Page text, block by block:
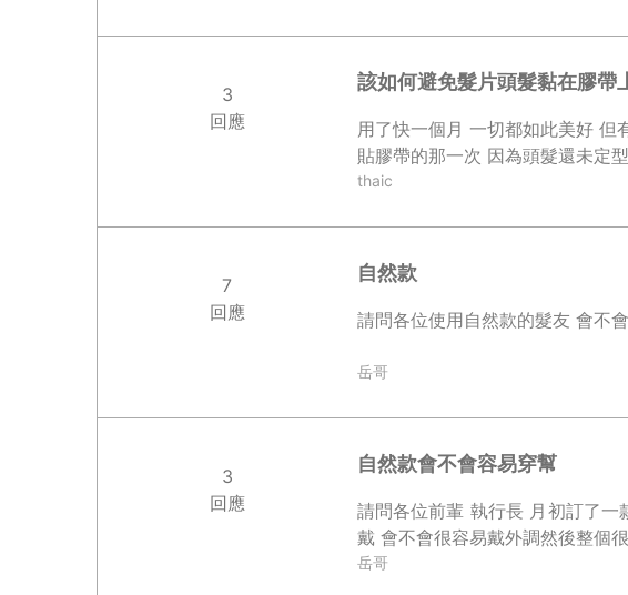
3
回應
該如何避免髮片頭髮黏在膠帶
用了快一個月 一切都如此美好 但有一個
貼膠帶的那一次 因為頭髮還未定
thaic
7
回應
自然款
請問各位使用自然款的髮友 會不
岳哥
3
回應
自然款會不會容易穿幫
請問各位前輩 執行長 月初訂了
戴 會不會很容易戴外調然後整個
岳哥